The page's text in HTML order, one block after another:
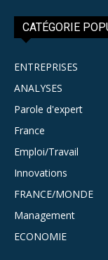
CATÉGORIE
ENTREPRISES
ANALYSES
Parole d'expert
France
Emploi/Travail
Innovations
FRANCE/MONDE
Management
ECONOMIE